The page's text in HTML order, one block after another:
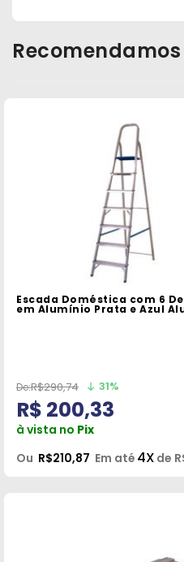
Escada Doméstica com 6
em Alumínio Prata e Azul
R$290,74 31%
R$ 200,33
à vista no Pix
Ou R$210,87 Em até 4X de